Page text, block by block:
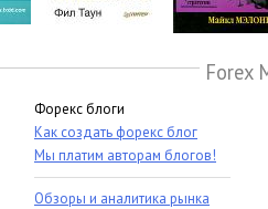
Forex
Форекс блоги
Как создать форекс блог
Мы платим авторам блогов!
Обзоры и аналитика рынка